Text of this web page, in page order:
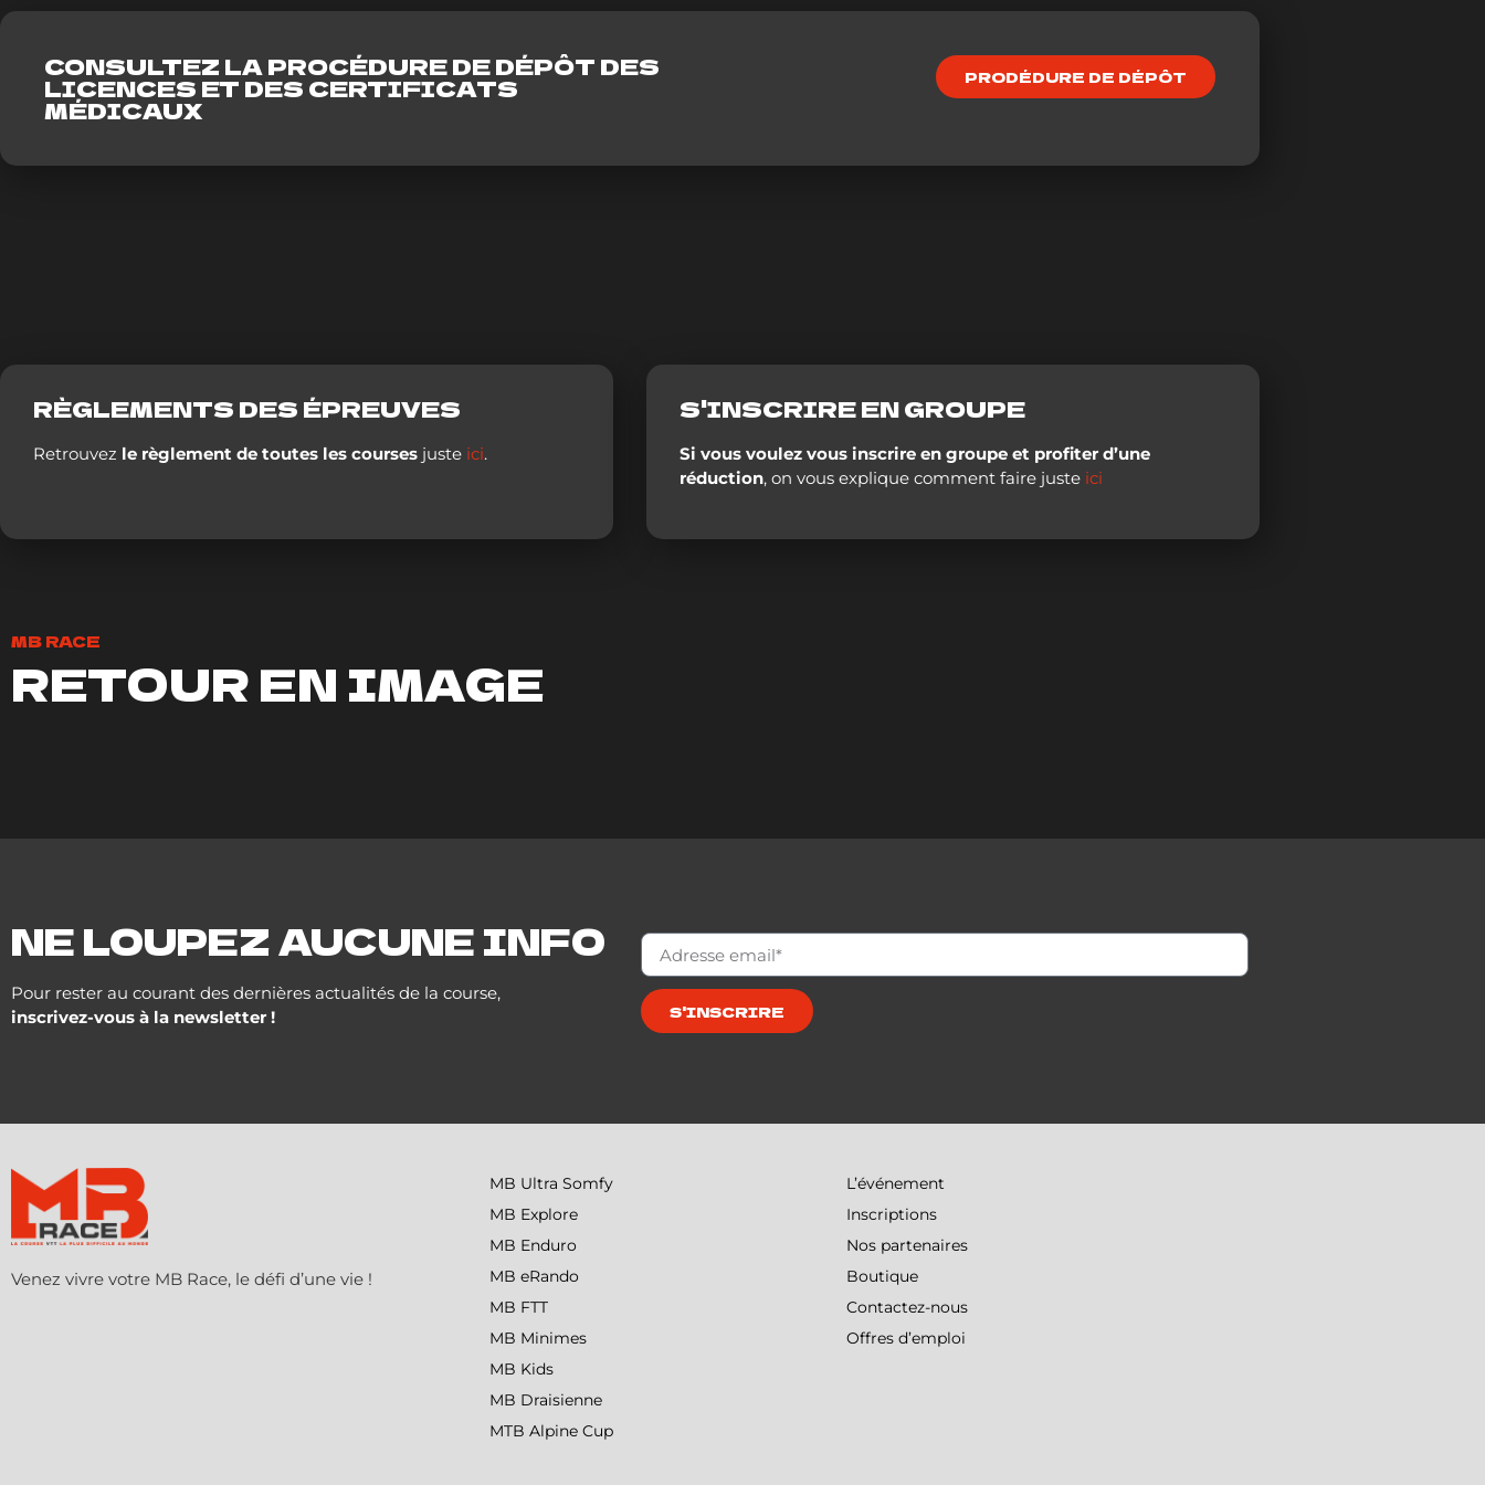
CONSULTEZ LA PROCÉDURE DE DÉPÔT DES
LICENCES ET DES CERTIFICATS
MÉDICAUX
PRODÉDURE DE DÉPÔT
RÈGLEMENTS DES ÉPREUVES
Retrouvez le règlement de toutes les courses juste ici.
S'INSCRIRE EN GROUPE
Si vous voulez vous inscrire en groupe et profiter d’une
réduction, on vous explique comment faire juste ici
MB RACE
RETOUR EN IMAGE
NE LOUPEZ AUCUNE INFO
Pour rester au courant des dernières actualités de la course,
inscrivez-vous à la newsletter !
S'INSCRIRE
Venez vivre votre MB Race, le défi d’une vie !
MB Ultra Somfy
MB Explore
MB Enduro
MB eRando
MB FTT
MB Minimes
MB Kids
MB Draisienne
MTB Alpine Cup
L’événement
Inscriptions
Nos partenaires
Boutique
Contactez-nous
Offres d’emploi